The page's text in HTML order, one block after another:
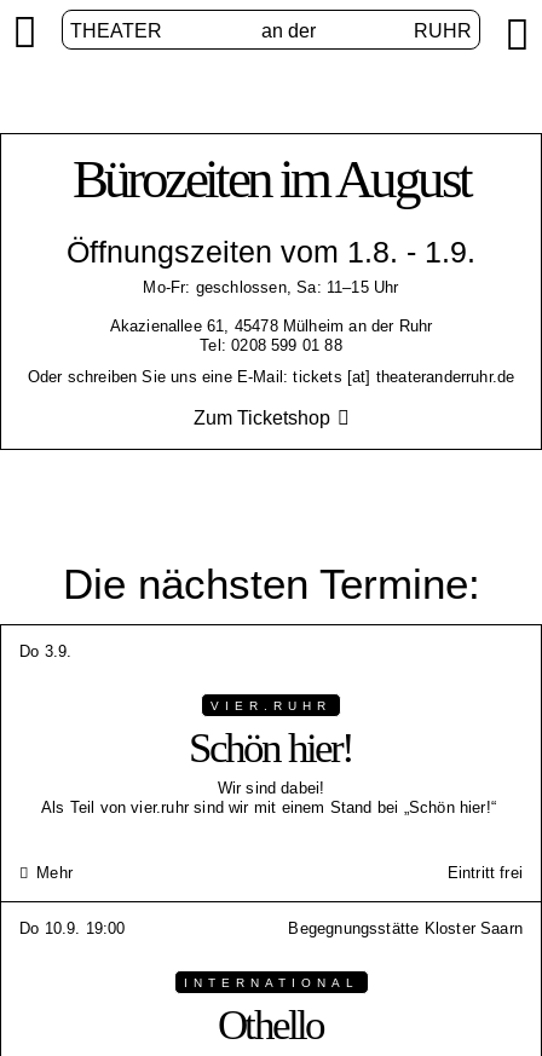
THEATER an der RUHR
 
Bürozeiten im August
Öffnungszeiten vom 1.8. - 1.9.
Mo-Fr: geschlossen, Sa: 11–15 Uhr
Akazienallee 61, 45478 Mülheim an der Ruhr
Tel: 0208 599 01 88
Oder schreiben Sie uns eine E-Mail: tickets [at] theateranderruhr.de
Zum Ticketshop
Die nächsten Termine:
Do 3.9.
VIER.RUHR
Schön hier!
Wir sind dabei!
Als Teil von vier.ruhr sind wir mit einem Stand bei „Schön hier!“
Mehr Eintritt frei
Do 10.9. 19:00 Begegnungsstätte Kloster Saarn
INTERNATIONAL
Othello